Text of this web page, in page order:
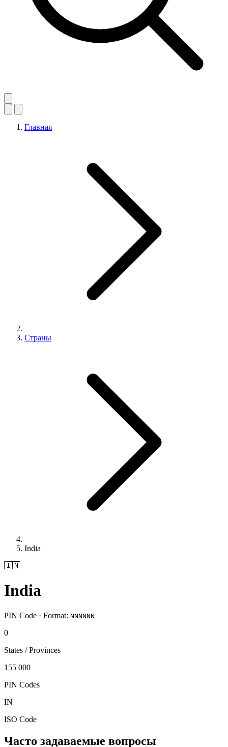
Главная
Страны
India
🇮🇳
India
PIN Code · Format: NNNNNN
0
States / Provinces
155 000
PIN Codes
IN
ISO Code
Часто задаваемые вопросы